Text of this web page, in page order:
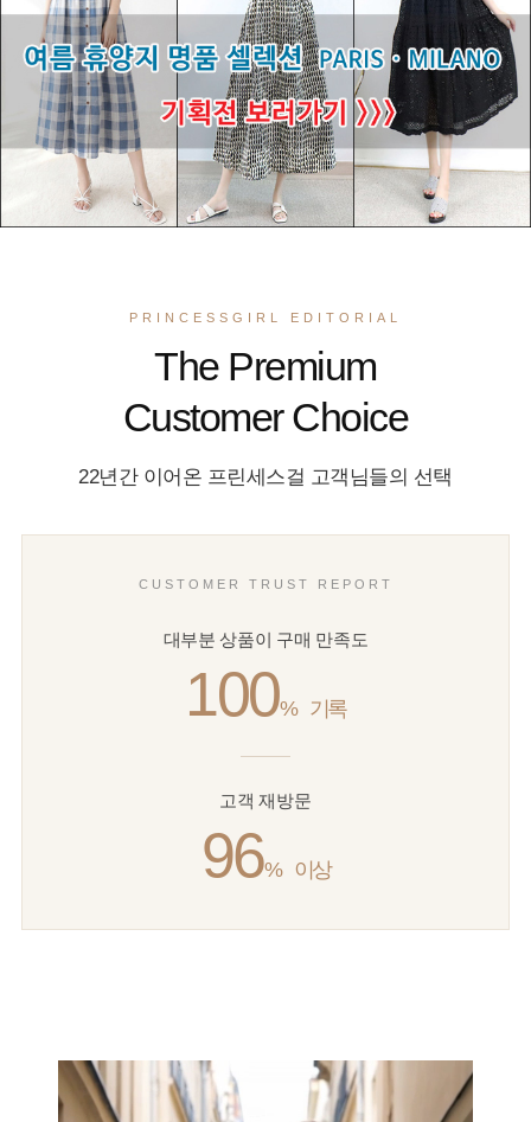
PRINCESSGIRL EDITORIAL
The Premium
Customer Choice
22년간 이어온 프린세스걸 고객님들의 선택
CUSTOMER TRUST REPORT
대부분 상품이 구매 만족도
100% 기록
고객 재방문
96% 이상